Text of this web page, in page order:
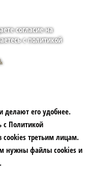
согласие на
с политикой
делают его удобнее.
с Политикой
третьим лицам.
нужны файлы сookies и
.